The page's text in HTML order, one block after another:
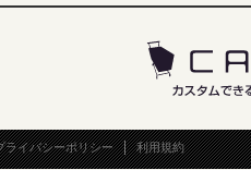
ライバシーポリシー 利用規約